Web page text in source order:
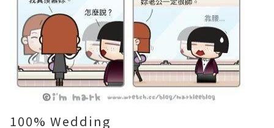
100% Wedding